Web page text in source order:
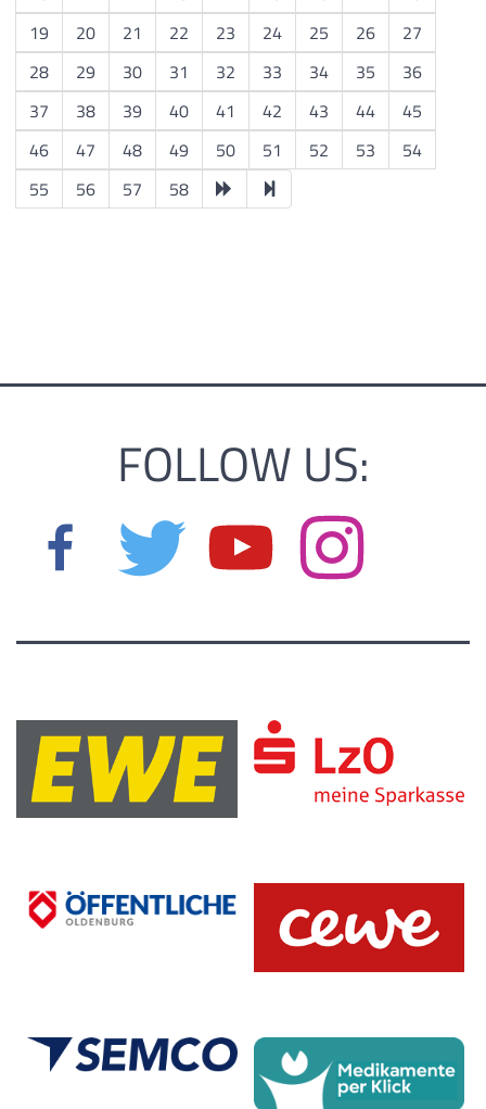
19
20 21 22 23 24 25 26
27
28
29 30 31 32 33 34 35
36
37
38 39 40 41 42 43 44
45
46
47 48 49 50 51 52 53
54
55
56 57 58
FOLLOW US: